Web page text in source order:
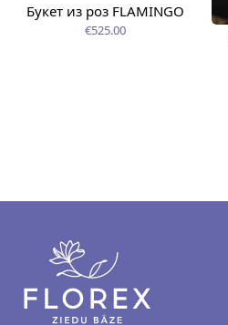
Букет из роз FLAMINGO
€525.00